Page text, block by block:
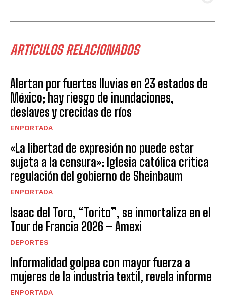
ARTICULOS RELACIONADOS
Alertan por fuertes lluvias en 23 estados de
México; hay riesgo de inundaciones,
deslaves y crecidas de ríos
ENPORTADA
«La libertad de expresión no puede estar
sujeta a la censura»: Iglesia católica critica
regulación del gobierno de Sheinbaum
ENPORTADA
Isaac del Toro, “Torito”, se inmortaliza en el
Tour de Francia 2026 – Amexi
DEPORTES
Informalidad golpea con mayor fuerza a
mujeres de la industria textil, revela informe
ENPORTADA